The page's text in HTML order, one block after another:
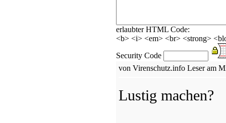
erlaubter HTML Code:
<b> <i> <em> <br> <strong>
Security Code
von Virenschutz.info Leser am
Lustig machen?